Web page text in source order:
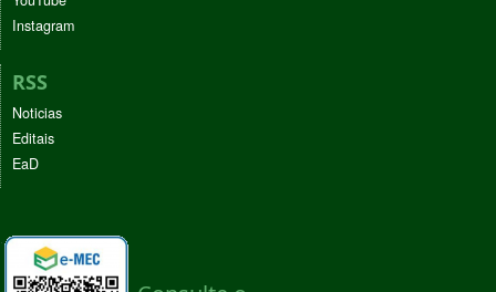
Instagram
RSS
Noticias
Editais
EaD